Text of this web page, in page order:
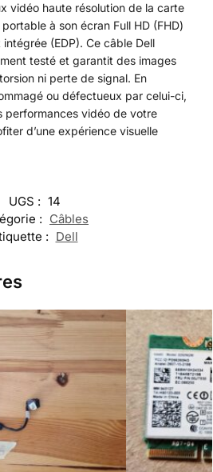
vidéo haute résolution de la carte
à son écran Full HD (FHD)
(EDP). Ce câble Dell
testé et garantit des images
ni perte de signal. En
ou défectueux par celui-ci,
performances vidéo de votre
d’une expérience visuelle
UGS : 14
: Câbles
: Dell